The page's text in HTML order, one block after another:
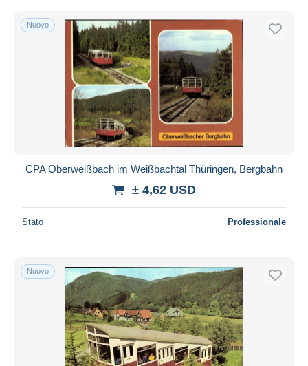
Nuovo
CPA Oberweißbach im Weißbachtal Thüringen, Bergbahn
± 4,62 USD
Stato Professionale
Nuovo